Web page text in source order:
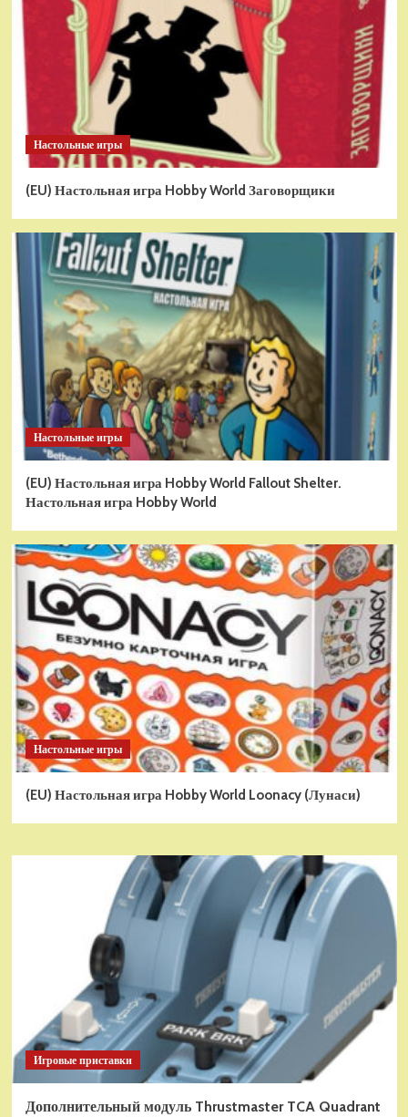
Настольные игры
(EU) Настольная игра Hobby World Заговорщики
Настольные игры
(EU) Настольная игра Hobby World Fallout Shelter.
Настольная игра Hobby World
Настольные игры
(EU) Настольная игра Hobby World Loonacy (Лунаси)
Игровые приставки
Дополнительный модуль Thrustmaster TCA Quadrant